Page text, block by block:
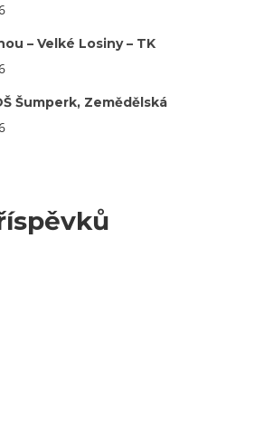
– Velké Losiny – TK
Šumperk, Zemědělská